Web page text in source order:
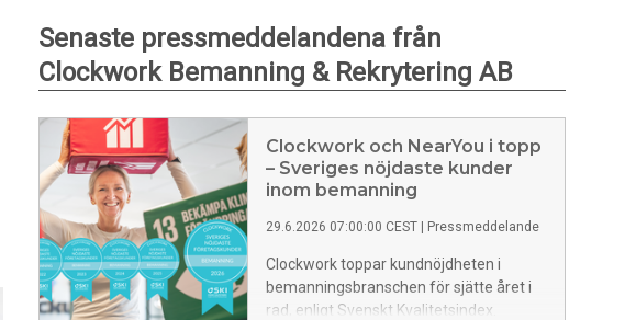
Senaste pressmeddelandena från
Clockwork Bemanning & Rekrytering AB
Clockwork och NearYou i topp
– Sveriges nöjdaste kunder
inom bemanning
29.6.2026 07:00:00 CEST Pressmeddelande
Clockwork toppar kundnöjdheten i
bemanningsbranschen för sjätte året i
rad, enligt Svenskt Kvalitetsindex.